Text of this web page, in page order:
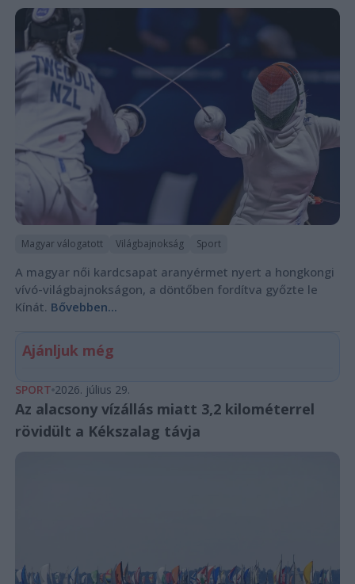
Magyar válogatott Világbajnokság Sport
A magyar női kardcsapat aranyérmet nyert a hongkongi
vívó-világbajnokságon, a döntőben fordítva győzte le
Kínát. Bővebben...
Ajánljuk még
SPORT 2026. július 29.
Az alacsony vízállás miatt 3,2 kilométerrel
rövidült a Kékszalag távja